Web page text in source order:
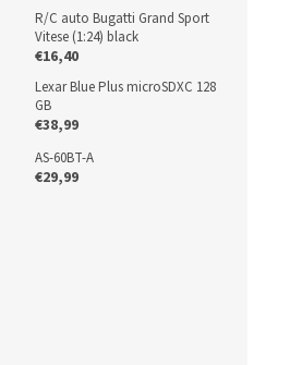
R/C auto Bugatti Grand Sport
Vitese (1:24) black
€16,40
Lexar Blue Plus microSDXC 128
GB
€38,99
AS-60BT-A
€29,99